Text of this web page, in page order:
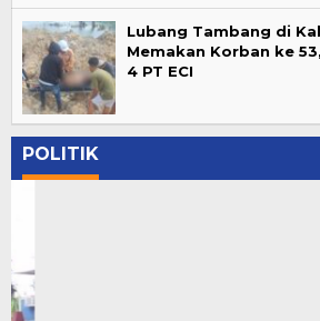
Lubang Tambang di
Memakan Korban ke
4 PT ECI
POLITIK